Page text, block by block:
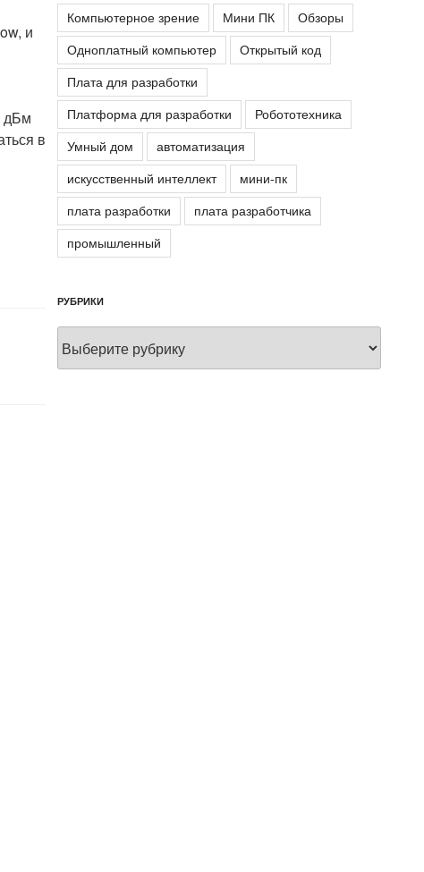
и
дБм
в
Компьютерное зрение
Мини ПК
Обзоры
Одноплатный компьютер
Открытый код
Плата для разработки
Платформа для разработки
Робототехника
Умный дом
автоматизация
искусственный интеллект
мини-пк
плата разработки
плата разработчика
промышленный
РУБРИКИ
Рубрики